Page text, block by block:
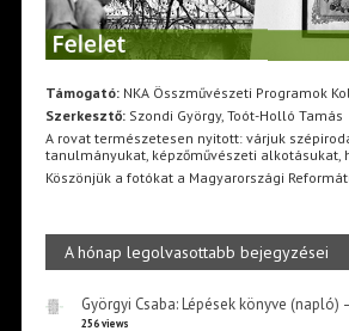
Támogató:NKA Összművészeti Programok
Szerkesztő:Szondi György, Toót-Holló Tamás
A rovat természetesen nyitott: várjuk
tanulmányukat, képzőművészeti alkotásukat,
Köszönjük a fotókat a Magyarországi
A hónap legolvasottabb bejegyzései
Györgyi Csaba: Lépések könyve (napló)
256 views